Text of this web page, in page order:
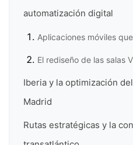
automatización digital
Aplicaciones móviles
El rediseño de las salas
Iberia y la optimización
Madrid
Rutas estratégicas y la